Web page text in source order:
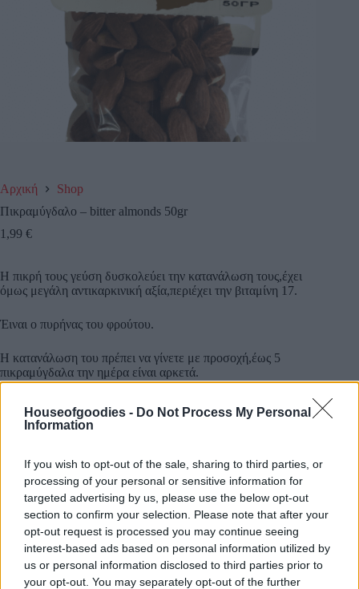
Houseofgoodies - Do Not Process My Personal
Information
If you wish to opt-out of the sale, sharing to third parties, or
processing of your personal or sensitive information for
targeted advertising by us, please use the below opt-out
section to confirm your selection. Please note that after your
opt-out request is processed you may continue seeing
interest-based ads based on personal information utilized by
us or personal information disclosed to third parties prior to
your opt-out. You may separately opt-out of the further
Αρχική
Shop
Πικραμύγδαλο – bitter almonds 50gr
1,99 €
Η πικρή τους γεύση δυσκολεύει την κατανάλωση τους,έχει
όμως μεγάλη αντικαρκινική αξία,περιέχει την βιταμίνη 17.
Έιναι ο πυρήνας του φρούτου.
Η κατανάλωση του πρέπει να γίνετε με προσοχή,έως 5
πικραμύγδαλα την ημέρα είναι αρκετά.
Διαθέσιμο κατόπιν παραγγελίας
Προσθήκη στο καλάθι
ΚΩΔΙΚΌΣ ΠΡΟΪΌΝΤΟΣ:
ΜΠΑΚΑΛΙΚΟ & ΜΑΓΕΙΡΙΚΗ
& ΣΝΑΚ,ΩΜΟΙ ΞΗΡΟΙ ΚΑΡΠΟΙ